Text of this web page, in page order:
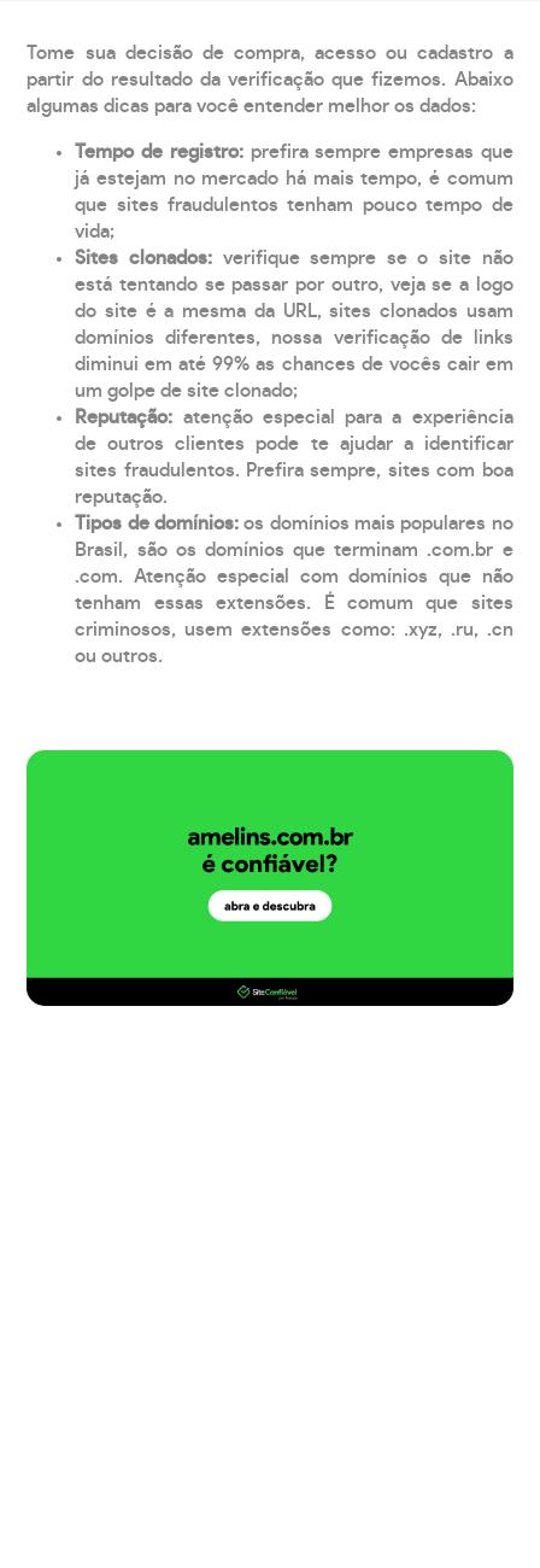
Tome sua decisão de compra, acesso ou cadastro a
partir do resultado da verificação que fizemos. Abaixo
algumas dicas para você entender melhor os dados:
Tempo de registro: prefira sempre empresas que
já estejam no mercado há mais tempo, é comum
que sites fraudulentos tenham pouco tempo de
vida;
Sites clonados: verifique sempre se o site não
está tentando se passar por outro, veja se a logo
do site é a mesma da URL, sites clonados usam
domínios diferentes, nossa verificação de links
diminui em até 99% as chances de vocês cair em
um golpe de site clonado;
Reputação: atenção especial para a experiência
de outros clientes pode te ajudar a identificar
sites fraudulentos. Prefira sempre, sites com boa
reputação.
Tipos de domínios:os domínios mais populares no
Brasil, são os domínios que terminam .com.br e
.com. Atenção especial com domínios que não
tenham essas extensões. É comum que sites
criminosos, usem extensões como: .xyz, .ru, .cn
ou outros.